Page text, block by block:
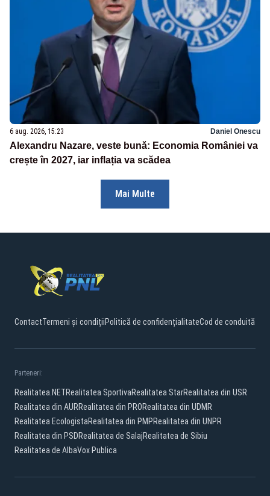
6 aug. 2026, 15:23 Daniel Onescu
Alexandru Nazare, veste bună: Economia României va
crește în 2027, iar inflația va scădea
Mai Multe
ContactTermeni și condițiiPolitică de confidențialitateCod de conduită
Parteneri:
Realitatea.NETRealitatea SportivaRealitatea StarRealitatea din USR
Realitatea din AURRealitatea din PRORealitatea din UDMR
Realitatea EcologistaRealitatea din PMPRealitatea din UNPR
Realitatea din PSDRealitatea de SalajRealitatea de Sibiu
Realitatea de AlbaVox Publica